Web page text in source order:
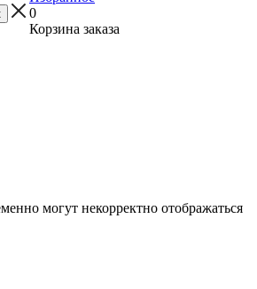
0
Корзина заказа
могут некорректно отображаться